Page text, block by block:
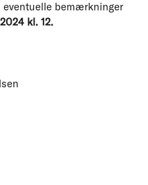
eventuelle bemærkninger
kl. 12.